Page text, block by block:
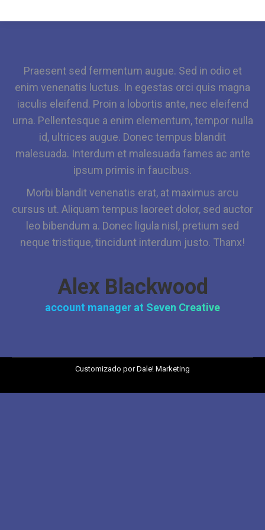
Praesent sed fermentum augue. Sed in odio et
enim venenatis luctus. In egestas orci quis magna
iaculis eleifend. Proin a lobortis ante, nec eleifend
urna. Pellentesque a enim elementum, tempor nulla
id, ultrices augue. Donec tempus blandit
malesuada. Interdum et malesuada fames ac ante
ipsum primis in faucibus.
Morbi blandit venenatis erat, at maximus arcu
cursus ut. Aliquam tempus laoreet dolor, sed auctor
leo bibendum a. Donec ligula nisl, pretium sed
neque tristique, tincidunt interdum justo. Thanx!
Alex Blackwood
account manager at Seven Creative
Customizado porDale! Marketing